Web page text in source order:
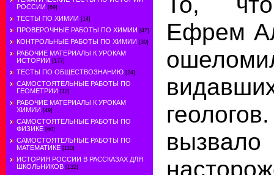
РОССИИ [69]
ТЕСТЫ ПО ХИМИИ [14]
ПРОВЕРОЧНЫЕ РАБОТЫ ПО ХИМИИ [47]
КОНТРОЛЬНЫЕ РАБОТЫ ПО ХИМИИ [30]
РАБОЧИЕ МАТЕРИАЛЫ К УРОКАМ
ИСТОРИИ [177]
ТЕСТЫ ПО ОБЩЕСТВОЗНАНИЮ [24]
САМОСТОЯТЕЛЬНЫЕ РАБОТЫ ПО
ГЕОМЕТРИИ [12]
РАБОЧИЕ МАТЕРИАЛЫ К УРОКАМ
ХИМИИ [49]
САМОСТОЯТЕЛЬНЫЕ РАБОТЫ ПО
ФИЗИКЕ [60]
САМОСТОЯТЕЛЬНЫЕ РАБОТЫ ПО
МАТЕМАТИКЕ [110]
ИСТОРИЯ РОССИИ В РАССКАЗАХ ДЛЯ
ШКОЛЬНИКОВ [132]
Ефрем